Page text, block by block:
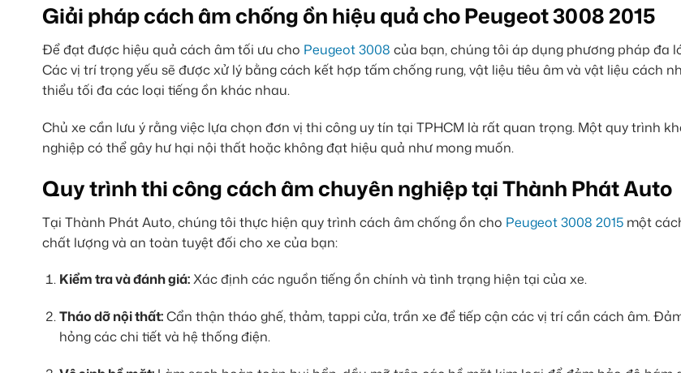
Giải pháp cách âm chống ồn hiệu quả cho Peugeot 3008 2015
Để đạt được hiệu quả cách âm tối ưu cho Peugeot 3008 của bạn, chúng tôi áp dụng phương pháp đa
Các vị trí trọng yếu sẽ được xử lý bằng cách kết hợp tấm chống rung, vật liệu tiêu âm và vật liệu cách
thiểu tối đa các loại tiếng ồn khác nhau.
Chủ xe cần lưu ý rằng việc lựa chọn đơn vị thi công uy tín tại TPHCM là rất quan trọng. Một quy trình
nghiệp có thể gây hư hại nội thất hoặc không đạt hiệu quả như mong muốn.
Quy trình thi công cách âm chuyên nghiệp tại Thành Phát Auto
Tại Thành Phát Auto, chúng tôi thực hiện quy trình cách âm chống ồn cho Peugeot 3008 2015 một
chất lượng và an toàn tuyệt đối cho xe của bạn:
Kiểm tra và đánh giá:Xác định các nguồn tiếng ồn chính và tình trạng hiện tại của xe.
Tháo dỡ nội thất:Cẩn thận tháo ghế, thảm, tappi cửa, trần xe để tiếp cận các vị trí cần cách âm.
hỏng các chi tiết và hệ thống điện.